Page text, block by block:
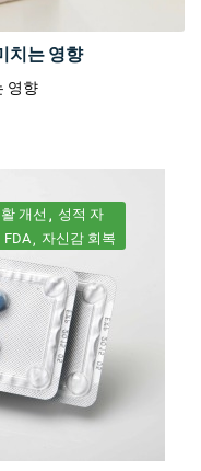
치는 영향
영향
개선
성적 자
FDA 자신감 회복